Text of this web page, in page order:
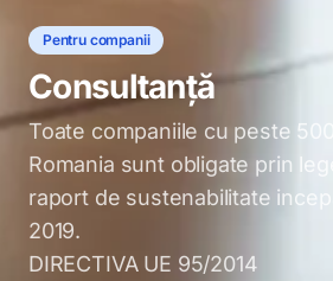
Pentru companii
Consultanță
Toate companiile cu peste
Romania sunt obligate prin
raport de sustenabilitate
2019.
DIRECTIVA UE 95/2014